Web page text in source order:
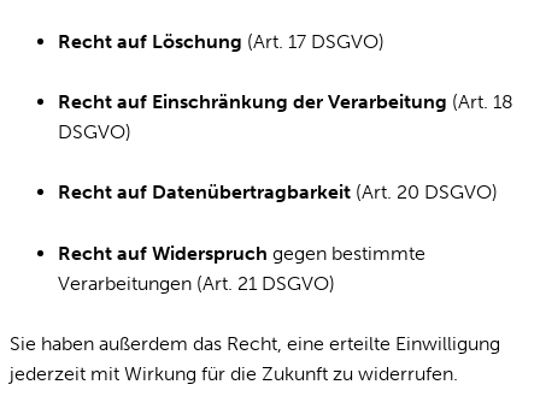
Recht auf Löschung (Art. 17 DSGVO)
Recht auf Einschränkung der Verarbeitung (Art. 18
DSGVO)
Recht auf Datenübertragbarkeit (Art. 20 DSGVO)
Recht auf Widerspruch gegen bestimmte
Verarbeitungen (Art. 21 DSGVO)
Sie haben außerdem das Recht, eine erteilte Einwilligung
jederzeit mit Wirkung für die Zukunft zu widerrufen.